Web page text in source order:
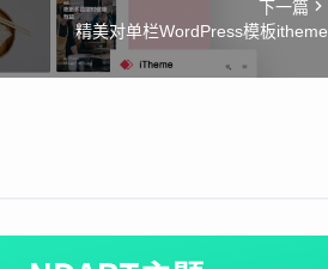
下一篇
精美对单栏WordPress模板itheme